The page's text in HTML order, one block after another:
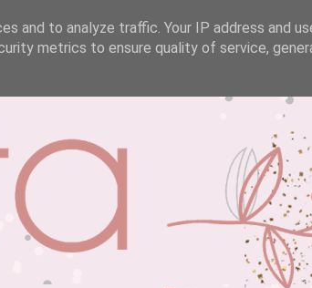
and to analyze traffic. Your IP address and
metrics to ensure quality of service,